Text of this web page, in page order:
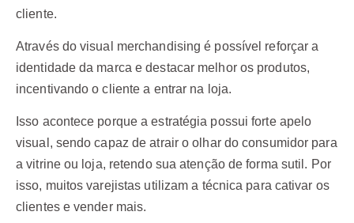
cliente.
Através do visual merchandising é possível reforçar a
identidade da marca e destacar melhor os produtos,
incentivando o cliente a entrar na loja.
Isso acontece porque a estratégia possui forte apelo
visual, sendo capaz de atrair o olhar do consumidor para
a vitrine ou loja, retendo sua atenção de forma sutil. Por
isso, muitos varejistas utilizam a técnica para cativar os
clientes e vender mais.